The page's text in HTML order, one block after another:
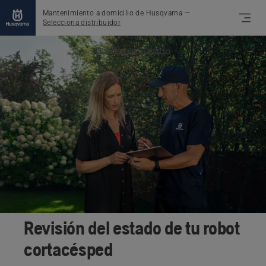
Mantenimiento a domicilio de Husqvarna —
Selecciona distribuidor
Servicios e instalación
Revisión del estado de tu robot
cortacésped